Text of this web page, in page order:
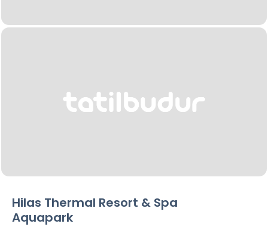
Hilas Thermal Resort & Spa
Aquapark